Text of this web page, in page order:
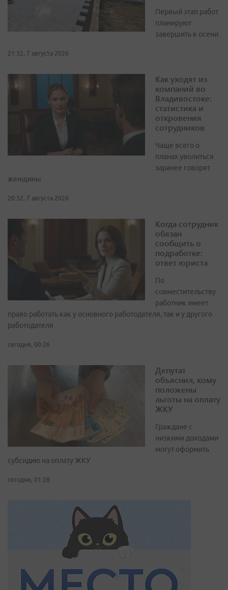
Первый этап работ
планируют
завершить к осени
21:32, 7 августа 2026
Как уходят из
компаний во
Владивостоке:
статистика и
откровения
сотрудников
Чаще всего о
планах уволиться
заранее говорят
женщины
20:32, 7 августа 2026
Когда сотрудник
обязан
сообщить о
подработке:
ответ юриста
По
совместительству
работник имеет
право работать как у основного работодателя, так и у другого
работодателя
сегодня, 00:26
Депутат
объяснил, кому
положены
льготы на оплату
ЖКУ
Граждане с
низкими доходами
могут оформить
субсидию на оплату ЖКУ
сегодня, 01:28